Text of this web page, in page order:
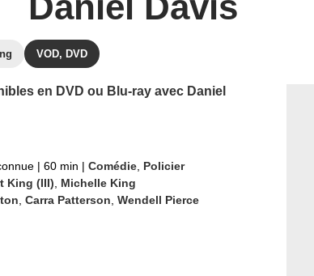
VOD, DVD
en DVD ou Blu-ray avec Daniel
| 60 min | Comédie, Policier
King (III)
Michelle King
Carra Patterson Wendell Pierce